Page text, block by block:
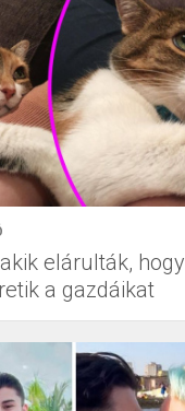
elárulták, hogy
a gazdáikat